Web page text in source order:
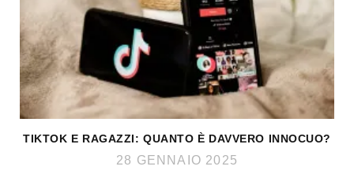
TIKTOK E RAGAZZI: QUANTO È DAVVERO INNOCUO?
28 GENNAIO 2025